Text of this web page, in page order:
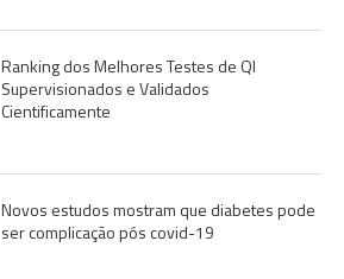
Ranking dos Melhores Testes de QI
Supervisionados e Validados
Cientificamente
Novos estudos mostram que diabetes pode
ser complicação pós covid-19